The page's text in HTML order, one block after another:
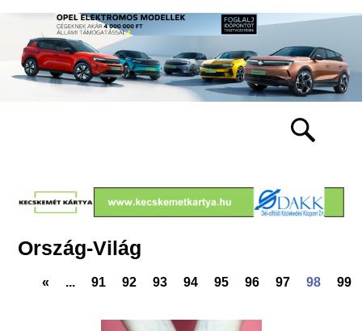
Ország-Világ
« ... 91 92 93 94 95 96 97 98 99